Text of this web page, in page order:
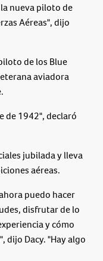
nueva piloto de
Aéreas", dijo
de los Blue
aviadora
de 1942", declaró
jubilada y lleva
aéreas.
puedo hacer
disfrutar de lo
y cómo
dijo Dacy. "Hay algo